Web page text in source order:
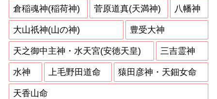
倉稲魂神(稲荷神) 菅原道真(天満神) 八幡神
大山祇神(山の神) 豊受大神
天之御中主神・水天宮(安徳天皇) 三吉霊神
水神 上毛野田道命 猿田彦神・天鈿女命
天香山命